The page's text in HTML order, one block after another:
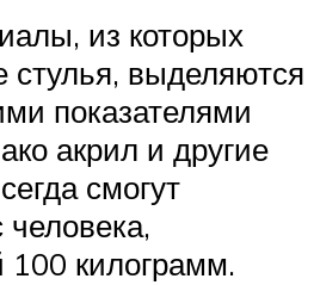
из которых
выделяются
показателями
акрил и другие
смогут
килограмм.